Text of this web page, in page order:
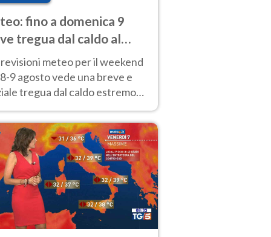
fino a domenica 9
tregua dal caldo al
Altrove calura e afa
meteo per il weekend
9 agosto vede una breve e
tregua dal caldo estremo